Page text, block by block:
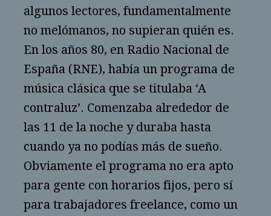
algunos lectores, fundamentalmente
no melómanos, no supieran quién es.
En los años 80, en Radio Nacional de
España (RNE), había un programa de
música clásica que se titulaba ‘A
contraluz’. Comenzaba alrededor de
las 11 de la noche y duraba hasta
cuando ya no podías más de sueño.
Obviamente el programa no era apto
para gente con horarios fijos, pero sí
para trabajadores freelance, como un